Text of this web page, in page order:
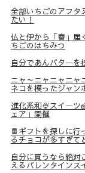
全部いちごのアフタ
たい！
仏と伊から「春」届
ちごのはちみつ
自分であんバターを
ニャ～ニャニャニャ
ネコを模ったジャン
進化系和🍨スイーツ
ェア」開催
🍫ギフトを探しに行
るチョコが多すぎて
自分に買うなら絶対
えるバレンタインス